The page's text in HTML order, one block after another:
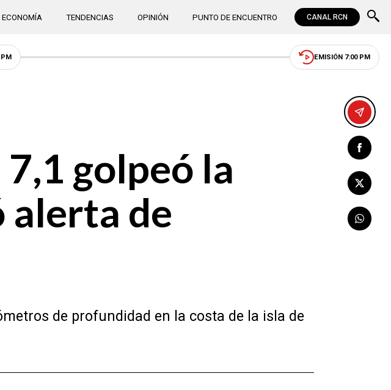
ECONOMÍA TENDENCIAS OPINIÓN PUNTO DE ENCUENTRO CANAL RCN
EMISIÓN 7:00 PM
golpeó la
alerta de
de profundidad en la costa de la isla de